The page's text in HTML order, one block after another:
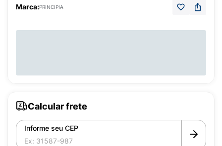
Marca:PRINCIPIA
Calcular frete
Informe seu CEP